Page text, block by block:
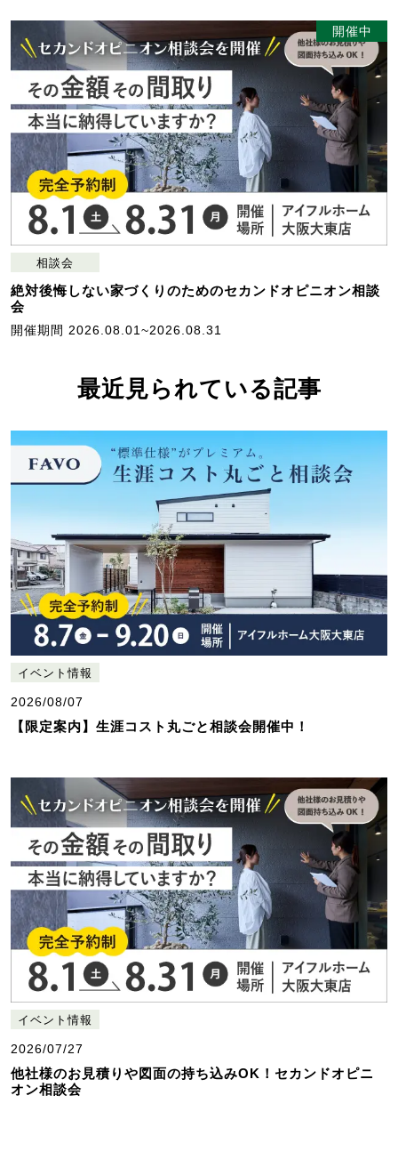
開催中
相談会
絶対後悔しない家づくりのためのセカンドオピニオン相談
会
開催期間 2026.08.01~2026.08.31
最近見られている記事
イベント情報
2026/08/07
【限定案内】生涯コスト丸ごと相談会開催中！
イベント情報
2026/07/27
他社様のお見積りや図面の持ち込みOK！セカンドオピニ
オン相談会